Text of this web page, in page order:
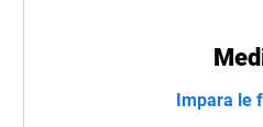
Impara le